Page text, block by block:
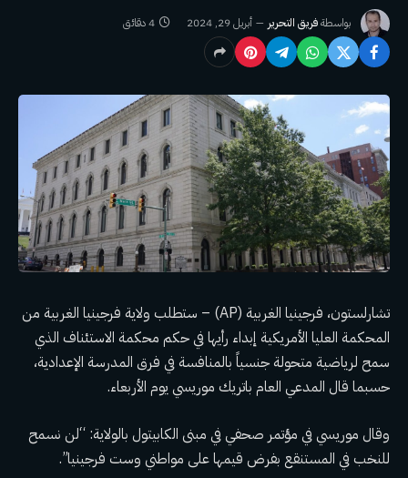
بواسطةفريق التحرير أبريل 29, 2024 4 دقائق
تشارلستون، فرجينيا الغربية (AP) – ستطلب ولاية فرجينيا الغربية من
المحكمة العليا الأمريكية إبداء رأيها في حكم محكمة الاستئناف الذي
سمح لرياضية متحولة جنسياً بالمنافسة في فرق المدرسة الإعدادية،
حسبما قال المدعي العام باتريك موريسي يوم الأربعاء.
وقال موريسي في مؤتمر صحفي في مبنى الكابيتول بالولاية: “لن نسمح
للنخب في المستنقع بفرض قيمها على مواطني وست فرجينيا”.